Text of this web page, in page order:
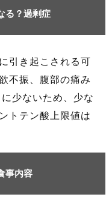
る？過剰症
引き起こされる可
不振、腹部の痛み
少ないため、少な
トテン酸上限値は
事内容